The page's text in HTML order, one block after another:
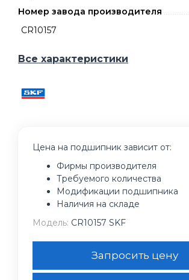
Номер завода производителя
CR10157
Все характеристики
Цена на подшипник зависит от:
Фирмы производителя
Требуемого количества
Модификации подшипника
Наличия на складе
Модель: CR10157 SKF
Запросить цену